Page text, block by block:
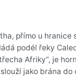
přímo u
podél řeky
Afriky“, je
jako brána